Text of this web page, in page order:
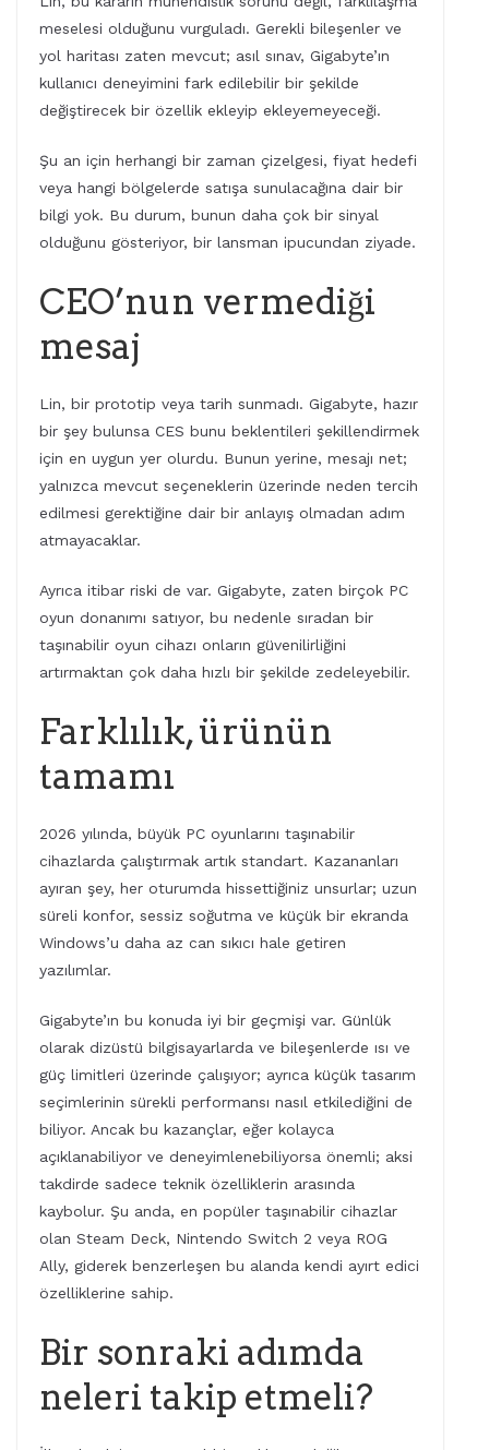
meselesi olduğunu vurguladı. Gerekli bileşenler ve
yol haritası zaten mevcut; asıl sınav, Gigabyte’ın
kullanıcı deneyimini fark edilebilir bir şekilde
değiştirecek bir özellik ekleyip ekleyemeyeceği.
Şu an için herhangi bir zaman çizelgesi, fiyat hedefi
veya hangi bölgelerde satışa sunulacağına dair bir
bilgi yok. Bu durum, bunun daha çok bir sinyal
olduğunu gösteriyor, bir lansman ipucundan ziyade.
CEO’nun vermediği
mesaj
Lin, bir prototip veya tarih sunmadı. Gigabyte, hazır
bir şey bulunsa CES bunu beklentileri şekillendirmek
için en uygun yer olurdu. Bunun yerine, mesajı net;
yalnızca mevcut seçeneklerin üzerinde neden tercih
edilmesi gerektiğine dair bir anlayış olmadan adım
atmayacaklar.
Ayrıca itibar riski de var. Gigabyte, zaten birçok PC
oyun donanımı satıyor, bu nedenle sıradan bir
taşınabilir oyun cihazı onların güvenilirliğini
artırmaktan çok daha hızlı bir şekilde zedeleyebilir.
Farklılık, ürünün
tamamı
2026 yılında, büyük PC oyunlarını taşınabilir
cihazlarda çalıştırmak artık standart. Kazananları
ayıran şey, her oturumda hissettiğiniz unsurlar; uzun
süreli konfor, sessiz soğutma ve küçük bir ekranda
Windows’u daha az can sıkıcı hale getiren
yazılımlar.
Gigabyte’ın bu konuda iyi bir geçmişi var. Günlük
olarak dizüstü bilgisayarlarda ve bileşenlerde ısı ve
güç limitleri üzerinde çalışıyor; ayrıca küçük tasarım
seçimlerinin sürekli performansı nasıl etkilediğini de
biliyor. Ancak bu kazançlar, eğer kolayca
açıklanabiliyor ve deneyimlenebiliyorsa önemli; aksi
takdirde sadece teknik özelliklerin arasında
kaybolur. Şu anda, en popüler taşınabilir cihazlar
olan Steam Deck, Nintendo Switch 2 veya ROG
Ally, giderek benzerleşen bu alanda kendi ayırt edici
özelliklerine sahip.
Bir sonraki adımda
neleri takip etmeli?